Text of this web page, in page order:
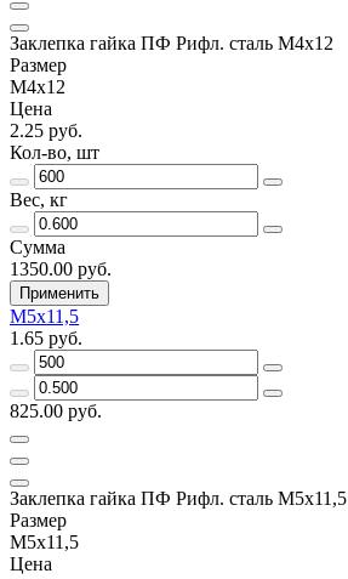
Заклепка гайка ПФ Рифл. сталь М4х12
Размер
М4х12
Цена
2.25 руб.
Кол-во, шт
Вес, кг
Сумма
1350.00 руб.
Применить
М5х11,5
1.65 руб.
825.00 руб.
Заклепка гайка ПФ Рифл. сталь М5х11,5
Размер
М5х11,5
Цена